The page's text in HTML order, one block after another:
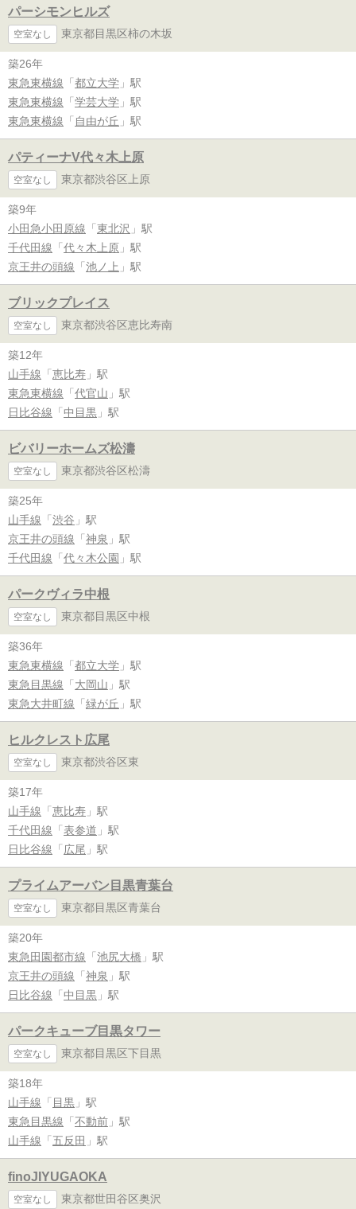
パーシモンヒルズ
空室なし 東京都目黒区柿の木坂
築26年
東急東横線 「 都立大学 」駅
東急東横線 「 学芸大学 」駅
東急東横線 「 自由が丘 」駅
パティーナV代々木上原
空室なし 東京都渋谷区上原
築9年
小田急小田原線 「 東北沢 」駅
千代田線 「 代々木上原 」駅
京王井の頭線 「 池ノ上 」駅
ブリックプレイス
空室なし 東京都渋谷区恵比寿南
築12年
山手線 「 恵比寿 」駅
東急東横線 「 代官山 」駅
日比谷線 「 中目黒 」駅
ビバリーホームズ松濤
空室なし 東京都渋谷区松濤
築25年
山手線 「 渋谷 」駅
京王井の頭線 「 神泉 」駅
千代田線 「 代々木公園 」駅
パークヴィラ中根
空室なし 東京都目黒区中根
築36年
東急東横線 「 都立大学 」駅
東急目黒線 「 大岡山 」駅
東急大井町線 「 緑が丘 」駅
ヒルクレスト広尾
空室なし 東京都渋谷区東
築17年
山手線 「 恵比寿 」駅
千代田線 「 表参道 」駅
日比谷線 「 広尾 」駅
プライムアーバン目黒青葉台
空室なし 東京都目黒区青葉台
築20年
東急田園都市線 「 池尻大橋 」駅
京王井の頭線 「 神泉 」駅
日比谷線 「 中目黒 」駅
パークキューブ目黒タワー
空室なし 東京都目黒区下目黒
築18年
山手線 「 目黒 」駅
東急目黒線 「 不動前 」駅
山手線 「 五反田 」駅
finoJIYUGAOKA
空室なし 東京都世田谷区奥沢